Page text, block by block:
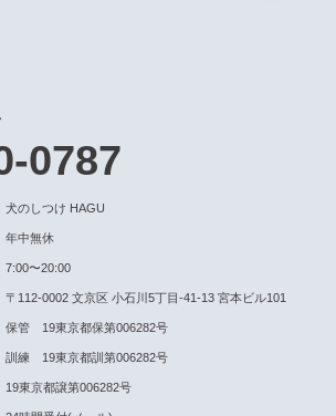
0787
犬のしつけ HAGU
年中無休
7:00〜20:00
〒112-0002 文京区 小石川5丁目-41-13 宮本ビル101
保管 19東京都保第006282号
訓練 19東京都訓第006282号
19東京都譲第006282号